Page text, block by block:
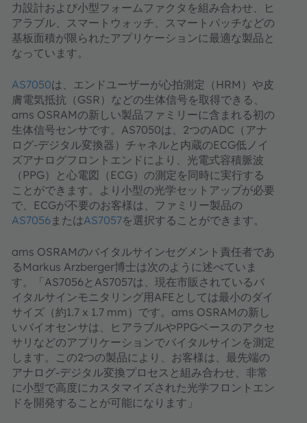
力設計および小型フォームファクタを組み合わせ、ヒ
アラブル、スマートウォッチ、スマートパッチなどの
基板面積が限られたアプリケーションに最適な製品と
なっています。
AS7050は、エンドユーザーが心拍測定（HRM）や皮
膚電気抵抗（GSR）などの生体信号を取得できる、
ams OSRAMの新しい製品ファミリーに含まれる初の
生体信号センサです。AS7050は、2つのADC（アナ
ログ-デジタル変換器）チャネルと内蔵のECG低ノイ
ズアナログフロントエンドにより、光電式容積脈波
（PPG）と心電図（ECG）の測定を同時に実行する
ことができます。より小型の光学セットアップが必要
で、ECGが不要のお客様は、ファミリー製品の
AS7056またはAS7057を選択することができます。
ams OSRAMのバイタルサインセグメント責任者であ
るMarkus Arzberger博士は次のように述べていま
す。「AS7056とAS7057は、現在市販されているバ
イタルサインモニタリング用AFEとしては最小のダイ
サイズ（約1.7 x 1.7 mm）です。ams OSRAMの新し
いバイオセンサは、ヒアラブルやPPGベースのアクセ
サリなどのアプリケーションでバイタルサインを測定
します。この2つの製品により、お客様は、最先端の
アナログ-デジタル変換プロセスと組み合わせ、非常
に小型で高度にカスタマイズされた光学フロントエン
ドを開発することが可能になります」